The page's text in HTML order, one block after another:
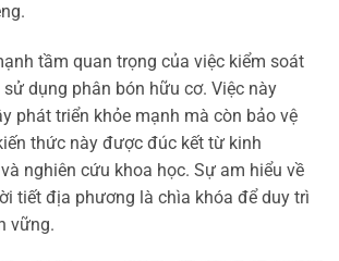
tầm quan trọng của việc kiểm soát
dụng phân bón hữu cơ. Việc này
phát triển khỏe mạnh mà còn bảo vệ
thức này được đúc kết từ kinh
nghiên cứu khoa học. Sự am hiểu về
tiết địa phương là chìa khóa để duy trì
vững.